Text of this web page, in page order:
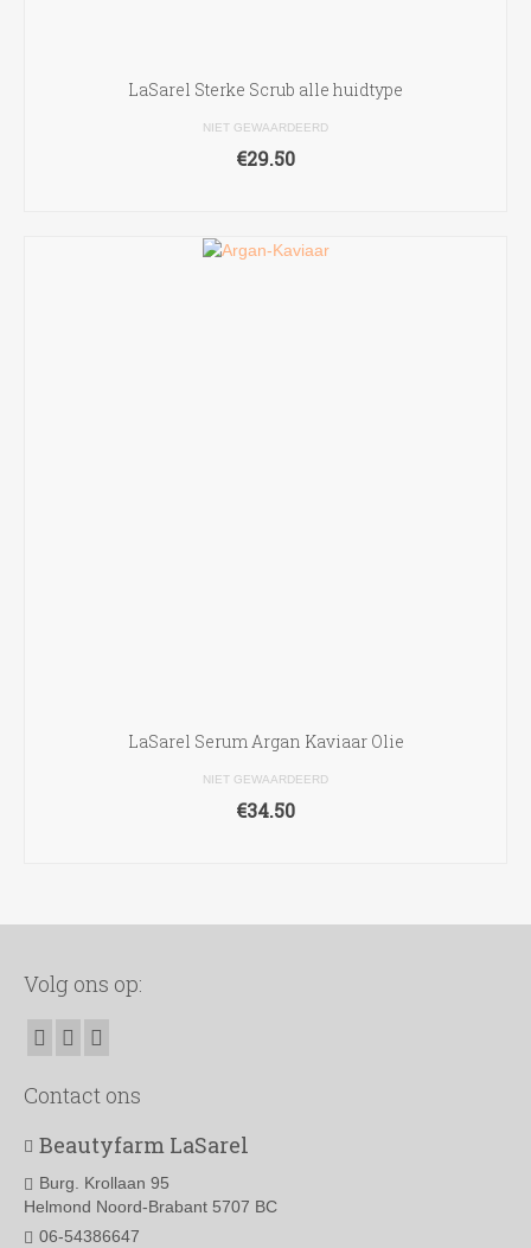
LaSarel Sterke Scrub alle huidtype
NIET GEWAARDEERD
€29.50
LaSarel Serum Argan Kaviaar Olie
NIET GEWAARDEERD
€34.50
Volg ons op:
Contact ons
Beautyfarm LaSarel
Burg. Krollaan 95
Helmond Noord-Brabant 5707 BC
06-54386647